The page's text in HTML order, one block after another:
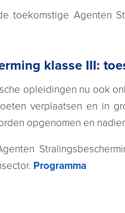
Agenten
klasse III:
opleidingen nu ook
verplaatsen en in
opgenomen en
Programma